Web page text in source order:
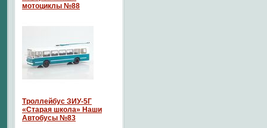
мотоциклы №88
Троллейбус ЗИУ-5Г
«Старая школа» Наши
Автобусы №83